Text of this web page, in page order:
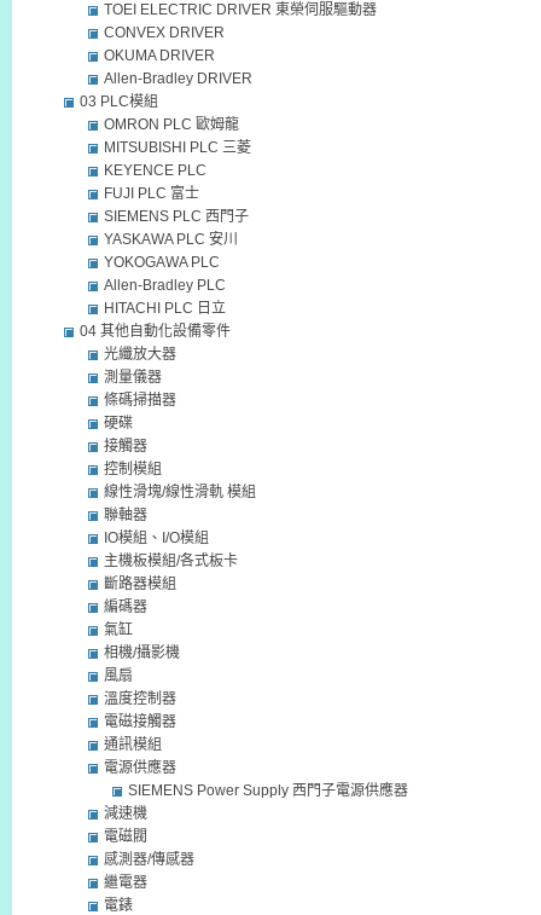
TOEI ELECTRIC DRIVER 東榮伺服驅動器
CONVEX DRIVER
OKUMA DRIVER
Allen-Bradley DRIVER
03 PLC模組
OMRON PLC 歐姆龍
MITSUBISHI PLC 三菱
KEYENCE PLC
FUJI PLC 富士
SIEMENS PLC 西門子
YASKAWA PLC 安川
YOKOGAWA PLC
Allen-Bradley PLC
HITACHI PLC 日立
04 其他自動化設備零件
光纖放大器
測量儀器
條碼掃描器
硬碟
接觸器
控制模組
線性滑塊/線性滑軌 模組
聯軸器
IO模組、I/O模組
主機板模組/各式板卡
斷路器模組
編碼器
氣缸
相機/攝影機
風扇
溫度控制器
電磁接觸器
通訊模組
電源供應器
SIEMENS Power Supply 西門子電源供應器
減速機
電磁閥
感測器/傳感器
繼電器
電錶